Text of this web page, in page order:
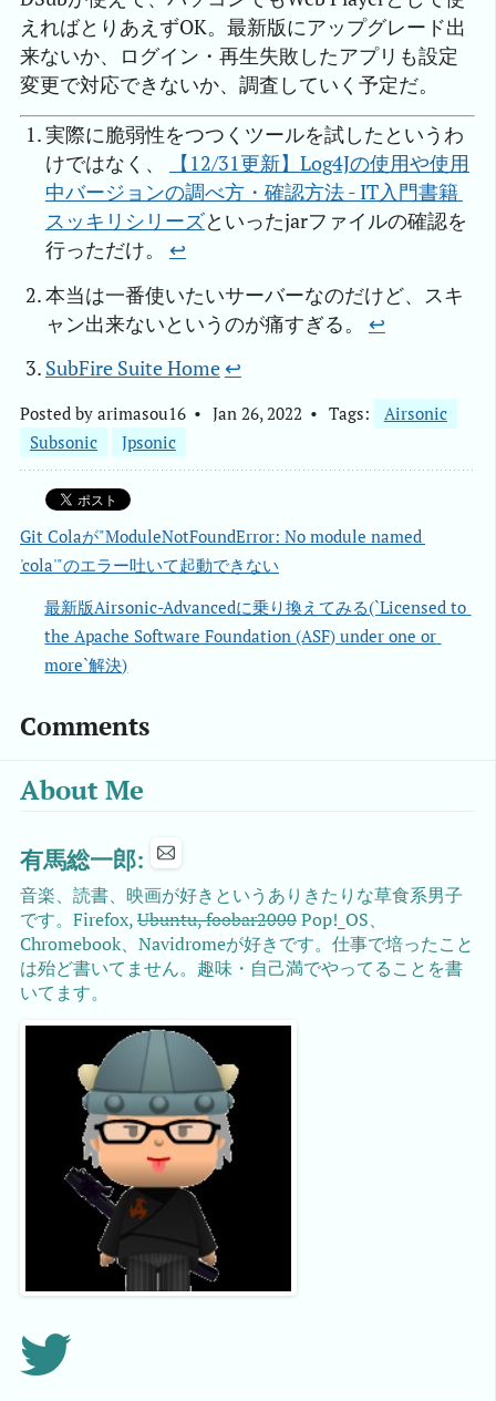
えればとりあえずOK。最新版にアップグレード出
来ないか、ログイン・再生失敗したアプリも設定
変更で対応できないか、調査していく予定だ。
実際に脆弱性をつつくツールを試したというわ
けではなく、
【12/31更新】Log4Jの使用や使用
中バージョンの調べ方・確認方法 - IT入門書籍
スッキリシリーズといったjarファイルの確認を
行っただけ。 ↩︎
本当は一番使いたいサーバーなのだけど、スキ
ャン出来ないというのが痛すぎる。 ↩︎
SubFire Suite Home↩︎
Posted by arimasou16 Jan 26, 2022 Tags:
Airsonic
Subsonic
Jpsonic
Git Colaが"ModuleNotFoundError: No module named
'cola'"のエラー吐いて起動できない
最新版Airsonic-Advancedに乗り換えてみる(`Licensed to
the Apache Software Foundation (ASF) under one or
more`解決)
Comments
About Me
有馬総一郎:
音楽、読書、映画が好きというありきたりな草食系男子
です。Firefox,Ubuntu, foobar2000Pop!_OS、
Chromebook、Navidromeが好きです。仕事で培ったこと
は殆ど書いてません。趣味・自己満でやってることを書
いてます。